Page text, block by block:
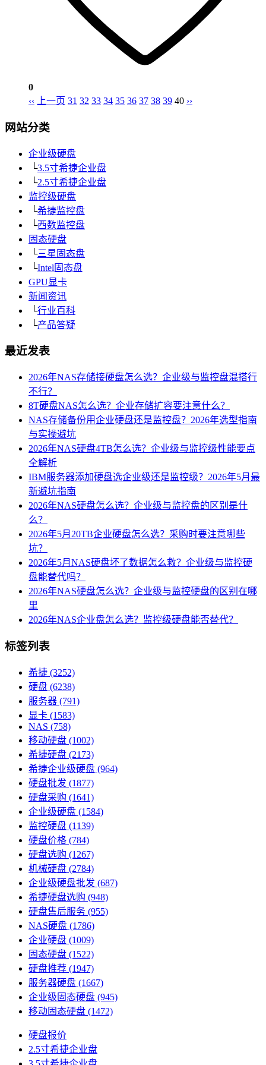
0
‹‹
上一页 31 32 33 34 35 36 37 38 39 40 ››
网站分类
企业级硬盘
└3.5寸希捷企业盘
└2.5寸希捷企业盘
监控级硬盘
└希捷监控盘
└西数监控盘
固态硬盘
└三星固态盘
└Intel固态盘
GPU显卡
新闻资讯
└行业百科
└产品答疑
最近发表
2026年NAS存储接硬盘怎么选？企业级与监控盘混搭行
不行？
8T硬盘NAS怎么选？企业存储扩容要注意什么？
NAS存储备份用企业硬盘还是监控盘？2026年选型指南
与实操避坑
2026年NAS硬盘4TB怎么选？企业级与监控级性能要点
全解析
IBM服务器添加硬盘选企业级还是监控级？2026年5月最
新避坑指南
2026年NAS硬盘怎么选？企业级与监控盘的区别是什
么？
2026年5月20TB企业硬盘怎么选？采购时要注意哪些
坑？
2026年5月NAS硬盘坏了数据怎么救？企业级与监控硬
盘能替代吗？
2026年NAS硬盘怎么选？企业级与监控硬盘的区别在哪
里
2026年NAS企业盘怎么选？监控级硬盘能否替代？
标签列表
希捷 (3252)
硬盘 (6238)
服务器 (791)
显卡 (1583)
NAS (758)
移动硬盘 (1002)
希捷硬盘 (2173)
希捷企业级硬盘 (964)
硬盘批发 (1877)
硬盘采购 (1641)
企业级硬盘 (1584)
监控硬盘 (1139)
硬盘价格 (784)
硬盘选购 (1267)
机械硬盘 (2784)
企业级硬盘批发 (687)
希捷硬盘选购 (948)
硬盘售后服务 (955)
NAS硬盘 (1786)
企业硬盘 (1009)
固态硬盘 (1522)
硬盘推荐 (1947)
服务器硬盘 (1667)
企业级固态硬盘 (945)
移动固态硬盘 (1472)
硬盘报价
2.5寸希捷企业盘